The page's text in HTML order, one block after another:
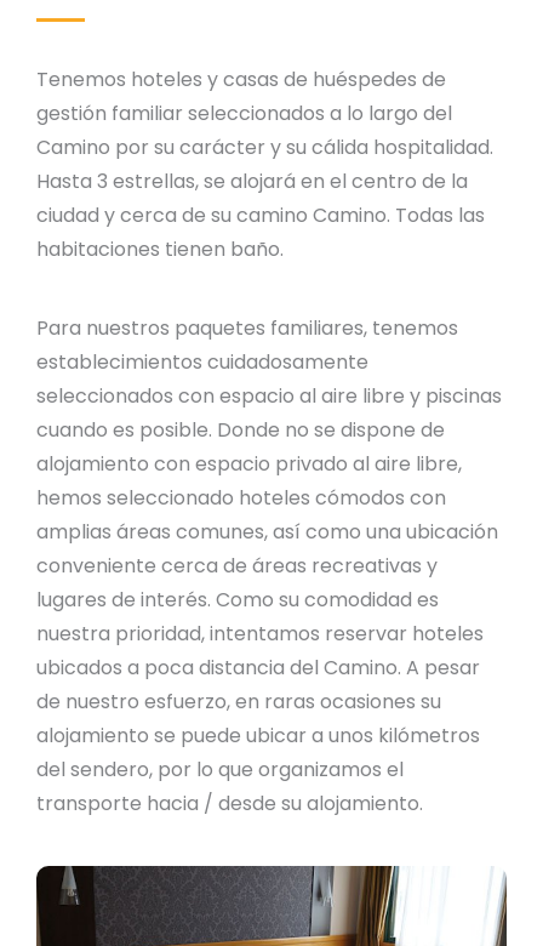
Tenemos hoteles y casas de huéspedes de
gestión familiar seleccionados a lo largo del
Camino por su carácter y su cálida hospitalidad.
Hasta 3 estrellas, se alojará en el centro de la
ciudad y cerca de su camino Camino. Todas las
habitaciones tienen baño.
Para nuestros paquetes familiares, tenemos
establecimientos cuidadosamente
seleccionados con espacio al aire libre y piscinas
cuando es posible. Donde no se dispone de
alojamiento con espacio privado al aire libre,
hemos seleccionado hoteles cómodos con
amplias áreas comunes, así como una ubicación
conveniente cerca de áreas recreativas y
lugares de interés. Como su comodidad es
nuestra prioridad, intentamos reservar hoteles
ubicados a poca distancia del Camino. A pesar
de nuestro esfuerzo, en raras ocasiones su
alojamiento se puede ubicar a unos kilómetros
del sendero, por lo que organizamos el
transporte hacia / desde su alojamiento.